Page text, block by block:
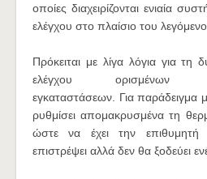
οποίες διαχειρίζονται ενιαία
ελέγχου στο πλαίσιο του
Πρόκειται με λίγα λόγια για τη
ελέγχου ορισμένων
εγκαταστάσεων. Για παράδειγμα
ρυθμίσει απομακρυσμένα τη
ώστε να έχει την επιθυμητή
επιστρέψει αλλά δεν θα ξοδεύει